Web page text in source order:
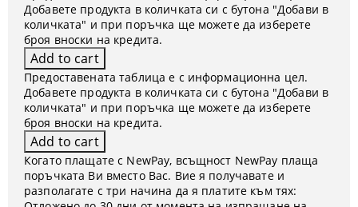
Добавете продукта в количката си с бутона "Добави в
количката" и при поръчка ще можете да изберете
броя вноски на кредита.
Предоставената таблица е с информационна цел.
Добавете продукта в количката си с бутона "Добави в
количката" и при поръчка ще можете да изберете
броя вноски на кредита.
Когато плащате с NewPay, всъщност NewPay плаща
поръчката Ви вместо Вас. Вие я получавате и
разполагате с три начина да я платите към тях: